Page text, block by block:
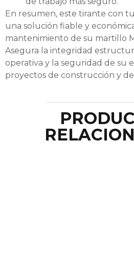
En resumen, este tirante con
una solución fiable y
mantenimiento de su martillo
Asegura la integridad
operativa y la seguridad de su
proyectos de construcción y